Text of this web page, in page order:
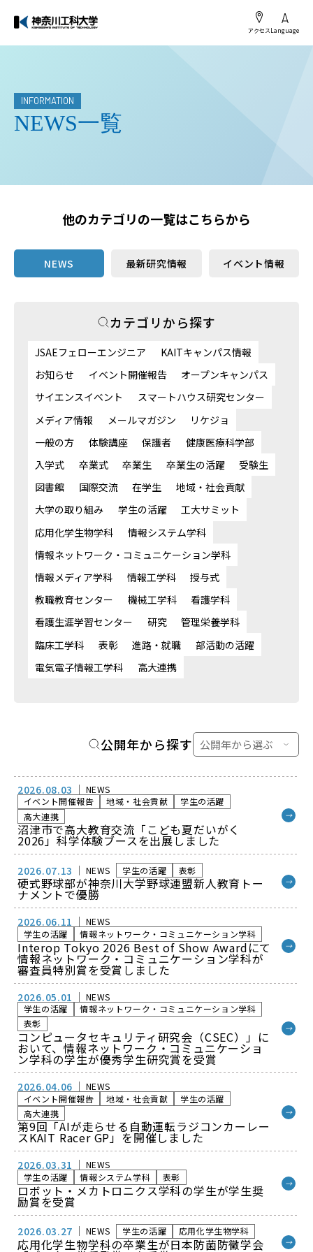
アクセスLanguage
INFORMATION
NEWS一覧
他のカテゴリの一覧はこちらから
NEWS 最新研究情報 イベント情報
カテゴリから探す
JSAEフェローエンジニア
KAITキャンパス情報
お知らせ
イベント開催報告
オープンキャンパス
サイエンスイベント
スマートハウス研究センター
メディア情報
メールマガジン
リケジョ
一般の方
体験講座 保護者
健康医療科学部
入学式
卒業式 卒業生 卒業生の活躍
受験生
図書館
国際交流 在学生
地域・社会貢献
大学の取り組み
学生の活躍
工大サミット
応用化学生物学科
情報システム学科
情報ネットワーク・コミュニケーション学科
情報メディア学科
情報工学科
授与式
教職教育センター
機械工学科
看護学科
看護生涯学習センター
研究
管理栄養学科
臨床工学科
表彰 進路・就職
部活動の活躍
電気電子情報工学科
高大連携
公開年から探す
2026.08.03
NEWS
イベント開催報告
地域・社会貢献
学生の活躍
高大連携
沼津市で高大教育交流「こども夏だいがく
2026」科学体験ブースを出展しました
→
2026.07.13 NEWS 学生の活躍 表彰
硬式野球部が神奈川大学野球連盟新人教育トー
ナメントで優勝
→
2026.06.11
NEWS
学生の活躍
情報ネットワーク・コミュニケーション学科
Interop Tokyo 2026 Best of Show Awardにて
情報ネットワーク・コミュニケーション学科が
審査員特別賞を受賞しました
→
2026.05.01
NEWS
学生の活躍
情報ネットワーク・コミュニケーション学科
表彰
コンピュータセキュリティ研究会（CSEC）」に
おいて、情報ネットワーク・コミュニケーショ
ン学科の学生が優秀学生研究賞を受賞
→
2026.04.06
NEWS
イベント開催報告
地域・社会貢献
学生の活躍
高大連携
第9回「AIが走らせる自動運転ラジコンカーレー
スKAIT Racer GP」を開催しました
→
2026.03.31
NEWS
学生の活躍
情報システム学科 表彰
ロボット・メカトロニクス学科の学生が学生奨
励賞を受賞
→
2026.03.27 NEWS 学生の活躍 応用化学生物学科
応用化学生物学科の卒業生が日本防菌防黴学会 →